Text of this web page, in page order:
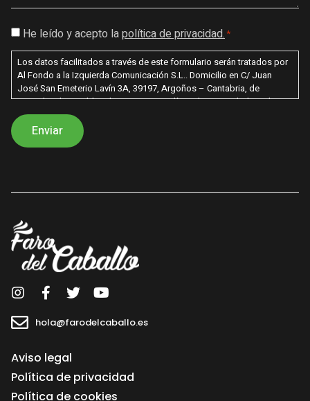
hola@farodelcaballo.es
Aviso legal
Política de privacidad
Política de cookies
Consentimiento
*
He leído y acepto lapolítica de privacidad.*
Los datos facilitados a través de este formulario serán tratados por
Al Fondo a la Izquierda Comunicación S.L.. Domicilio en C/ Juan
José San Emeterio Lavín 3A, 39197, Argoños – Cantabria, de
acuerdo a lo establecido en nuestra política de privacidad con la
finalidad de poder enviarle información sobre nuestros productos /
servicios. Los datos recabados por este formulario no se cederán a
terceros salvo por obligación legal. Le recordamos que usted tiene
electrónico hola@farodelcaballo.es. Igualmente puede dirigirse a
aceptación sus datos no serán tratados.